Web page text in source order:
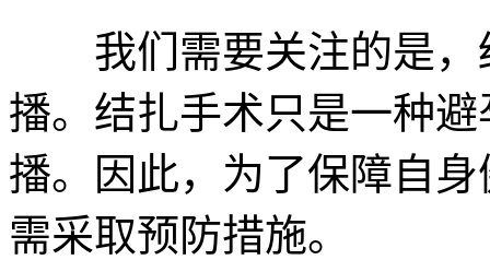
我们需要关注的是，
播。结扎手术只是一种
播。因此，为了保障自
需采取预防措施。